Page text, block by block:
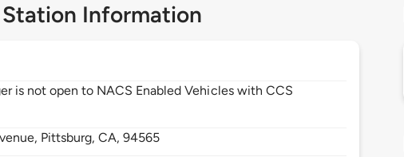
Information
is not open to NACS Enabled Vehicles with CCS
Pittsburg,CA,94565